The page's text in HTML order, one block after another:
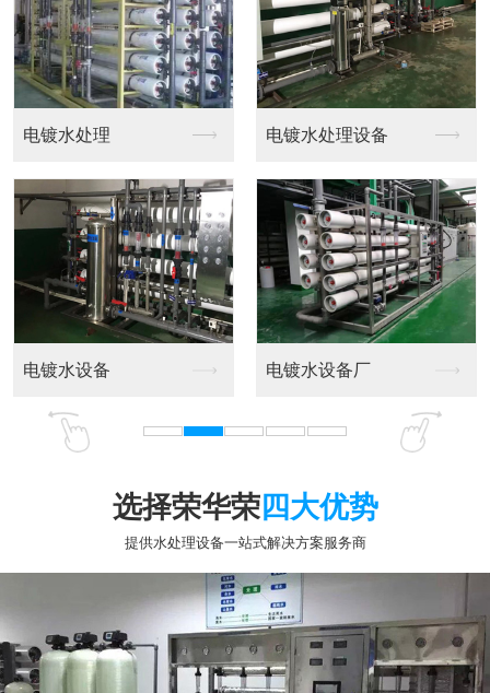
EDI设备 超纯水机械设备
选择荣华荣四大优势
提供水处理设备一站式解决方案服务商
专业十五年行业经验
专业从事水处理设备制造与工程安装，工厂开业至